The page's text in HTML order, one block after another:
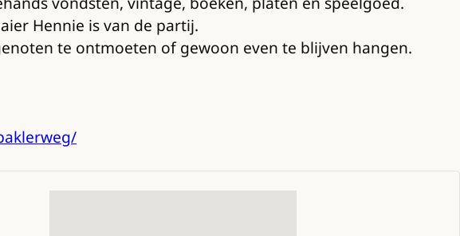
Hennie is van de partij.
te ontmoeten of gewoon even te blijven hangen.